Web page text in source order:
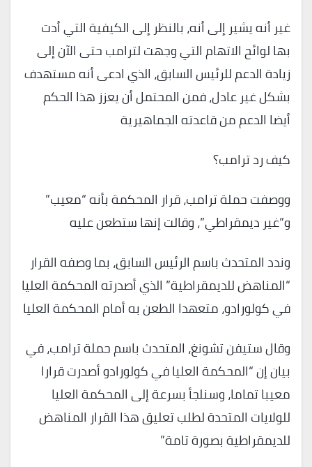
غير أنه يشير إلى أنه، بالنظر إلى الكيفية التي أدت
بها لوائح الاتهام التي وجهت لترامب حتى الآن إلى
زيادة الدعم للرئيس السابق، الذي ادعى أنه مستهدف
بشكل غير عادل، فمن المحتمل أن يعزز هذا الحكم
أيضا الدعم من قاعدته الجماهيرية
كيف رد ترامب؟
ووصفت حملة ترامب، قرار المحكمة بأنه “معيب”
و”غير ديمقراطي”، وقالت إنها ستطعن عليه
وندد المتحدث باسم الرئيس السابق، بما وصفه القرار
“المناهض للديمقراطية” الذي أصدرته المحكمة العليا
في كولورادو، متعهدا الطعن به أمام المحكمة العليا
وقال ستيفن تشونغ، المتحدث باسم حملة ترامب، في
بيان إن “المحكمة العليا في كولورادو أصدرت قرارا
معيبا تماما، وسنلجأ بسرعة إلى المحكمة العليا
للولايات المتحدة لطلب تعليق هذا القرار المناهض
للديمقراطية بصورة تامة”